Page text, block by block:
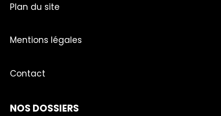
Plan du site
Mentions légales
Contact
NOS DOSSIERS